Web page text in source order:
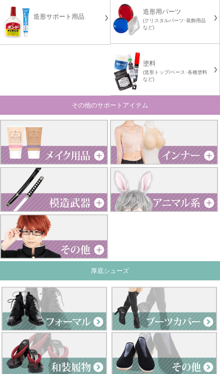
造形サポート用品
造形用パーツ
(クリスタルパーツ･装飾用品
など)
塗料
(造形トップ/ベース･各種塗料
など)
その他のサポートアイテム
厚底シューズ